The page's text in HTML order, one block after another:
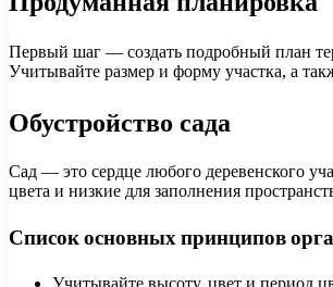
Первый шаг — создать подробный план
Учитывайте размер и форму участка, а
Обустройство сада
Сад — это сердце любого деревенского
цвета и низкие для заполнения
Список основных принципов
Учитывайте высоту, цвет и период